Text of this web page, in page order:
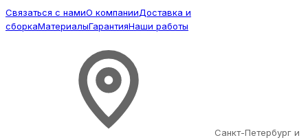
Связаться с намиО компанииДоставка и
сборкаМатериалыГарантияНаши работы
Санкт-Петербург и